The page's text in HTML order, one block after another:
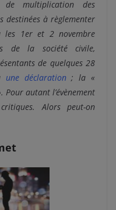
de multiplication des
destinées à règlementer
les 1er et 2 novembre
de la société civile,
de quelques 28
une déclaration; la «
Pour autant l’évènement
Alors peut-on